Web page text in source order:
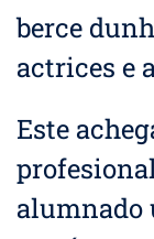
berce
actrices e
Este
alumnado